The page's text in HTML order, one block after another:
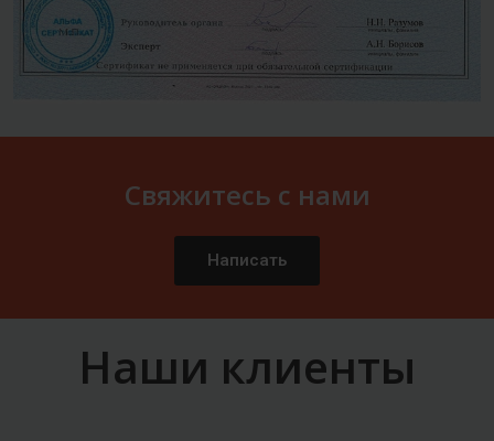
Свяжитесь с нами
Написать
Наши клиенты